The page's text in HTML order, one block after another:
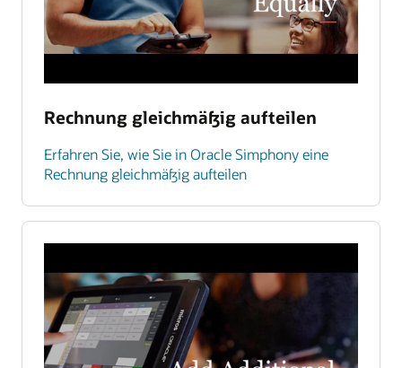
Rechnung gleichmäßig aufteilen
Erfahren Sie, wie Sie in Oracle Simphony eine
Rechnung gleichmäßig aufteilen